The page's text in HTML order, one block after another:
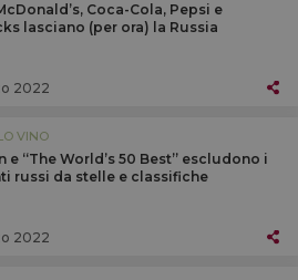
Coca-Cola, Pepsi e
lasciano (per ora) la Russia
2022
VINO
e “The World’s 50 Best” escludono i
russi da stelle e classifiche
2022